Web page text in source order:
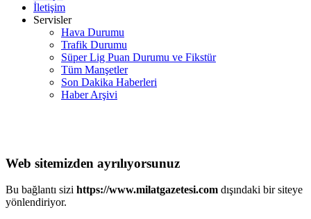
İletişim
Servisler
Hava Durumu
Trafik Durumu
Süper Lig Puan Durumu ve Fikstür
Tüm Manşetler
Son Dakika Haberleri
Haber Arşivi
Web sitemizden ayrılıyorsunuz
Bu bağlantı sizi https://www.milatgazetesi.com dışındaki bir siteye
yönlendiriyor.